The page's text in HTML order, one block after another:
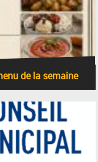
de la semaine